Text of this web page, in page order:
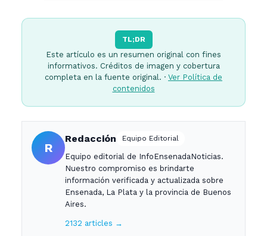
TL;DR
Este artículo es un resumen original con fines
informativos. Créditos de imagen y cobertura
completa en la fuente original. · Ver Política de
contenidos
R
Redacción Equipo Editorial
Equipo editorial de InfoEnsenadaNoticias.
Nuestro compromiso es brindarte
información verificada y actualizada sobre
Ensenada, La Plata y la provincia de Buenos
Aires.
2132 articles →